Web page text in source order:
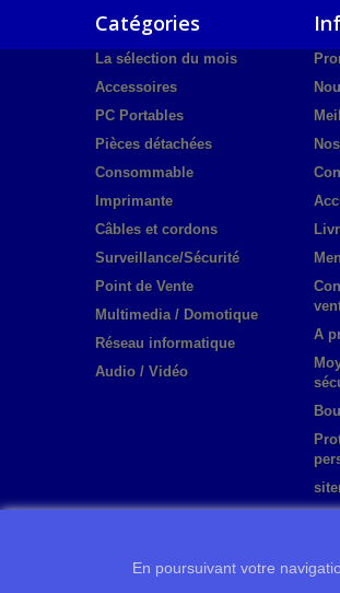
Catégories
La sélection du mois
Accessoires
PC Portables
Pièces détachées
Consommable
Imprimante
Câbles et cordons
Surveillance/Sécurité
Point de Vente
Multimedia / Domotique
Réseau informatique
Audio / Vidéo
A
En poursuivant votre